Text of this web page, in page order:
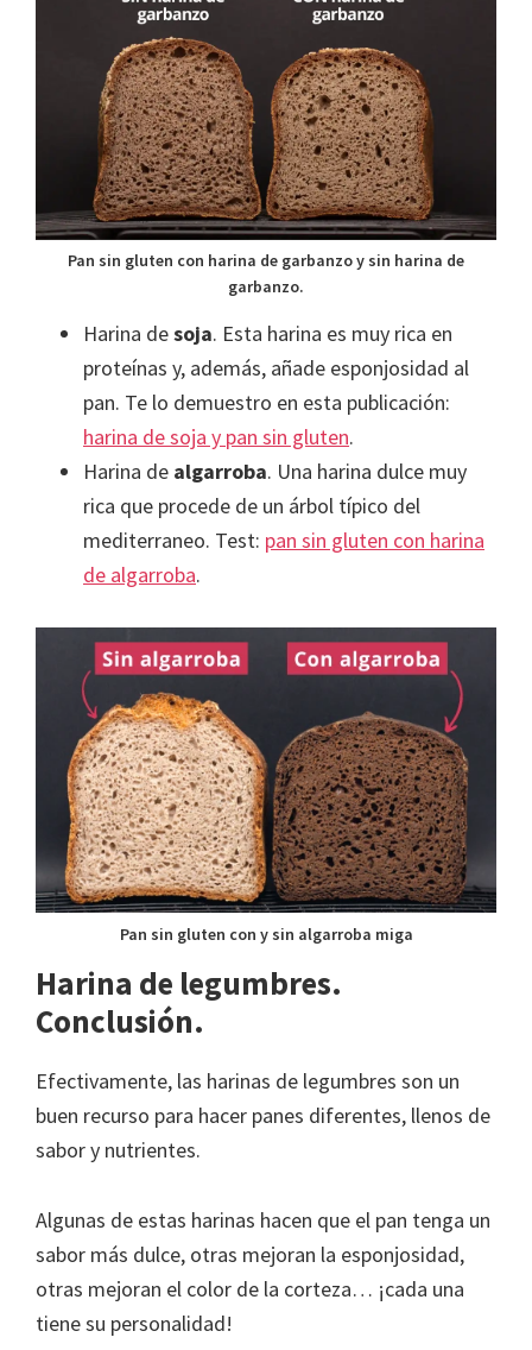
Pan sin gluten con harina de garbanzo y sin harina de
garbanzo.
Harina desoja. Esta harina es muy rica en
proteínas y, además, añade esponjosidad al
pan. Te lo demuestro en esta publicación:
harina de soja y pan sin gluten.
Harina de algarroba. Una harina dulce muy
rica que procede de un árbol típico del
mediterraneo. Test: pan sin gluten con harina
de algarroba.
Pan sin gluten con y sin algarroba miga
Harina de legumbres.
Conclusión.
Efectivamente, las harinas de legumbres son un
buen recurso para hacer panes diferentes, llenos de
sabor y nutrientes.
Algunas de estas harinas hacen que el pan tenga un
sabor más dulce, otras mejoran la esponjosidad,
otras mejoran el color de la corteza… ¡cada una
tiene su personalidad!